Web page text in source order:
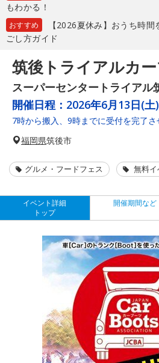
もわかる！
おすすめ
【2026夏休み】おうち時
ごし方ガイド
筑後トライアルカ
スーパーセンタートライアル
開催日程： 2026年6月13日(
7時から搬入、9時までに受付を完了
福岡県筑後市
グルメ・フードフェス 無料イ
イベント詳細
トップ
開催期間など